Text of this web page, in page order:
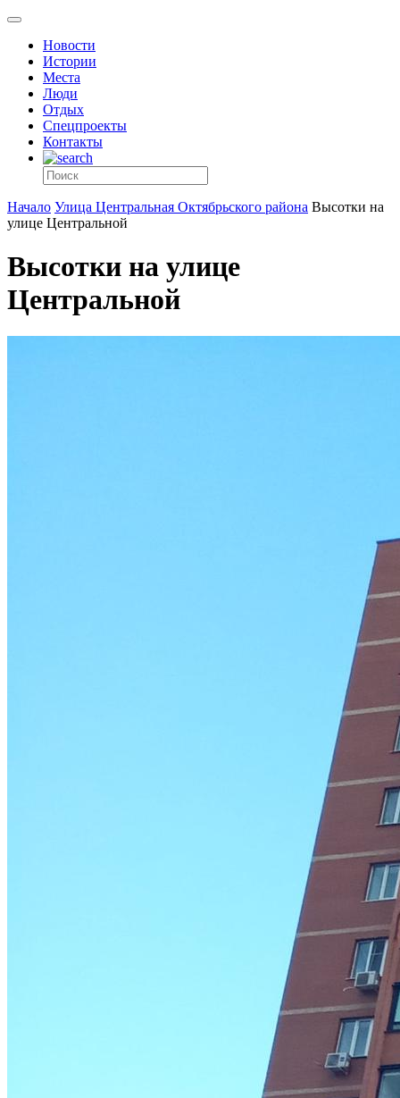
Новости
Истории
Места
Люди
Отдых
Спецпроекты
Контакты
Начало Улица Центральная Октябрьского района Высотки на
улице Центральной
Высотки на улице
Центральной